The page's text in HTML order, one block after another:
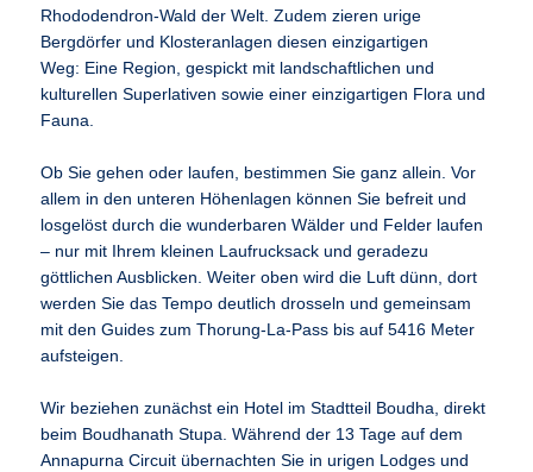
Rhododendron-Wald der Welt. Zudem zieren urige
Bergdörfer und Klosteranlagen diesen einzigartigen
Weg: Eine Region, gespickt mit landschaftlichen und
kulturellen Superlativen sowie einer einzigartigen Flora und
Fauna.
Ob Sie gehen oder laufen, bestimmen Sie ganz allein. Vor
allem in den unteren Höhenlagen können Sie befreit und
losgelöst durch die wunderbaren Wälder und Felder laufen
– nur mit Ihrem kleinen Laufrucksack und geradezu
göttlichen Ausblicken. Weiter oben wird die Luft dünn, dort
werden Sie das Tempo deutlich drosseln und gemeinsam
mit den Guides zum Thorung-La-Pass bis auf 5416 Meter
aufsteigen.
Wir beziehen zunächst ein Hotel im Stadtteil Boudha, direkt
beim Boudhanath Stupa. Während der 13 Tage auf dem
Annapurna Circuit übernachten Sie in urigen Lodges und